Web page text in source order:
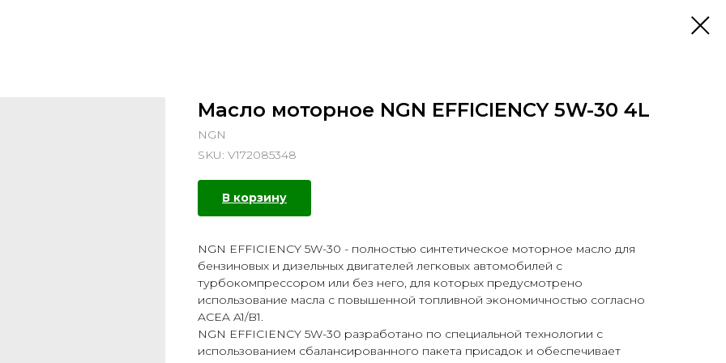
Масло моторное NGN EFFICIENCY 5W-30 4L
NGN
SKU: V172085348
В корзину
NGN EFFICIENCY 5W-30 - полностью синтетическое моторное масло для
бензиновых и дизельных двигателей легковых автомобилей с
турбокомпрессором или без него, для которых предусмотрено
использование масла с повышенной топливной экономичностью согласно
ACEA A1/B1.
NGN EFFICIENCY 5W-30 разработано по специальной технологии с
использованием сбалансированного пакета присадок и обеспечивает